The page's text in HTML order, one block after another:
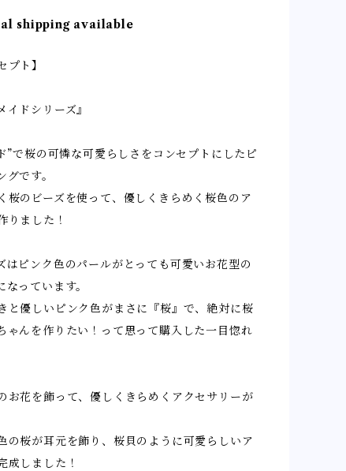
shipping available
プト】
イドシリーズ』
”で桜の可憐な可愛らしさをコンセプトにしたピ
グです。
桜のビーズを使って、優しくきらめく桜色のア
りました！
はピンク色のパールがとっても可愛いお花型の
っています。
と優しいピンク色がまさに『桜』で、絶対に桜
ゃんを作りたい！って思って購入した一目惚れ
お花を飾って、優しくきらめくアクセサリーが
の桜が耳元を飾り、桜貝のように可愛らしいア
成しました！